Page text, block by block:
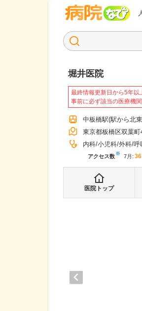
病
堀井医院
最終情報更新日から5年以
事前に必ず該当の医療機
中板橋駅(駅から北
東京都板橋区双葉町
内科 小児科 外科 呼
アクセス数※ 7月 : 36
医院トップ